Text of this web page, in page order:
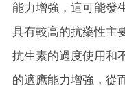
能力增強，這可能發
具有較高的抗藥性主
抗生素的過度使用和
的適應能力增強，從